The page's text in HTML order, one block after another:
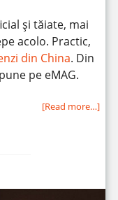
și tăiate, mai
acolo. Practic,
din China. Din
pe eMAG.
[Read more…]